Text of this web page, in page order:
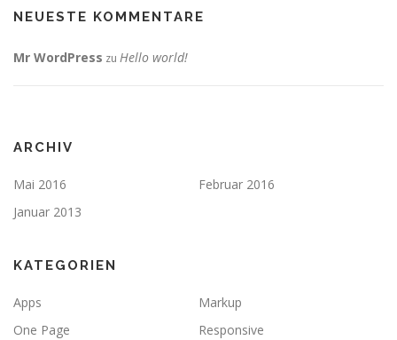
NEUESTE KOMMENTARE
Mr WordPress zu Hello world!
ARCHIV
Mai 2016
Februar 2016
Januar 2013
KATEGORIEN
Apps
Markup
One Page
Responsive